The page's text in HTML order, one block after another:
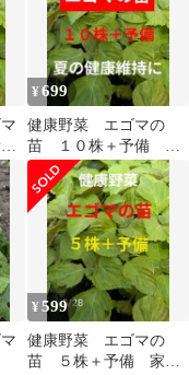
¥699
健康野菜 エゴマの
苗 １０株＋予備 家
庭菜園向け
¥599
健康野菜 エゴマの
苗 ５株＋予備 家庭